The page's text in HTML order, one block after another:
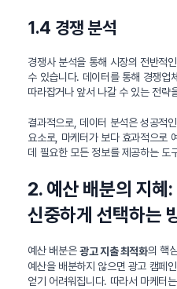
1.4 경쟁 분석
경쟁사 분석을 통해 시장의 전반적
수 있습니다. 데이터를 통해 경쟁업
따라잡거나 앞서 나갈 수 있는 전략
결과적으로, 데이터 분석은 성공적
요소로, 마케터가 보다 효과적으로
데 필요한 모든 정보를 제공하는 도
2. 예산 배분의 지혜
신중하게 선택하는
예산 배분은광고 지출 최적화의 핵
예산을 배분하지 않으면 광고 캠페
얻기 어려워집니다. 따라서 마케터